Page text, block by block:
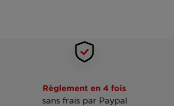
Règlement en 4 fois
sans frais par Paypal